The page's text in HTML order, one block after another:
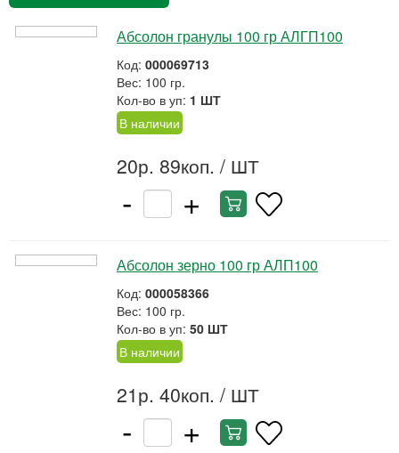
Абсолон гранулы 100 гр АЛГП100
Код: 000069713
Вес: 100 гр.
Кол-во в уп: 1 ШТ
В наличии
20р. 89коп. / ШТ
- +
Абсолон зерно 100 гр АЛП100
Код: 000058366
Вес: 100 гр.
Кол-во в уп: 50 ШТ
В наличии
21р. 40коп. / ШТ
- +